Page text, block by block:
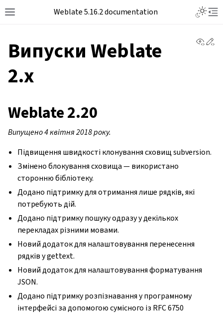
Weblate 5.16.2 documentation
Випуски Weblate
2.x
Weblate 2.20
Випущено 4 квітня 2018 року.
Підвищення швидкості клонування сховищ subversion.
Змінено блокування сховища — використано
сторонню бібліотеку.
Додано підтримку для отримання лише рядків, які
потребують дій.
Додано підтримку пошуку одразу у декількох
перекладах різними мовами.
Новий додаток для налаштовування перенесення
рядків у gettext.
Новий додаток для налаштовування форматування
JSON.
Додано підтримку розпізнавання у програмному
інтерфейсі за допомогою сумісного із RFC 6750